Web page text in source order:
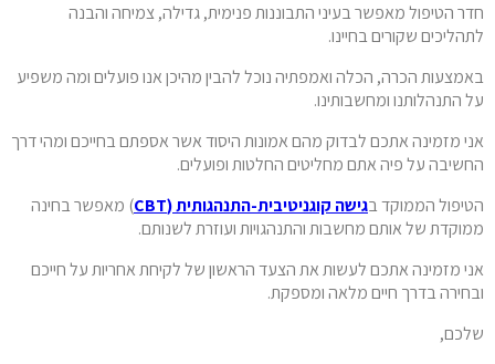
חדר הטיפול מאפשר בעיני התבוננות פנימית, גדילה, צמיחה והבנה
לתהליכים שקורים בחיינו.
באמצעות הכרה, הכלה ואמפתיה נוכל להבין מהיכן אנו פועלים ומה משפיע
על התנהלותנו ומחשבותינו.
אני מזמינה אתכם לבדוק מהם אמונות היסוד אשר אספתם בחייכם ומהי דרך
החשיבה על פיה אתם מחליטים החלטות ופועלים.
הטיפול הממוקד בגישה קוגניטיבית-התנהגותית (CBT
) מאפשר בחינה
ממוקדת של אותם מחשבות והתנהגויות ועוזרת לשנותם.
אני מזמינה אתכם לעשות את הצעד הראשון של לקיחת אחריות על חייכם
ובחירה בדרך חיים מלאה ומספקת.
שלכם,